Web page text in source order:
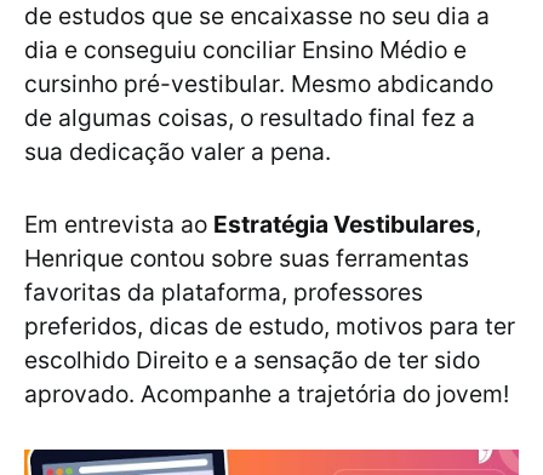
de estudos que se encaixasse no seu dia a
dia e conseguiu conciliar Ensino Médio e
cursinho pré-vestibular. Mesmo abdicando
de algumas coisas, o resultado final fez a
sua dedicação valer a pena.
Em entrevista ao Estratégia Vestibulares,
Henrique contou sobre suas ferramentas
favoritas da plataforma, professores
preferidos, dicas de estudo, motivos para ter
escolhido Direito e a sensação de ter sido
aprovado. Acompanhe a trajetória do jovem!